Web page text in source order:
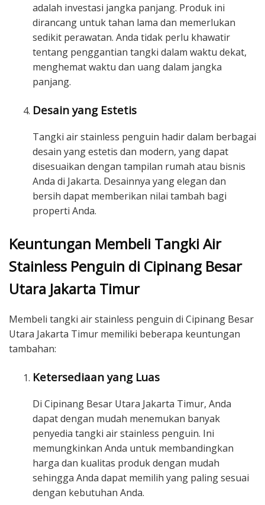
adalah investasi jangka panjang. Produk ini
dirancang untuk tahan lama dan memerlukan
sedikit perawatan. Anda tidak perlu khawatir
tentang penggantian tangki dalam waktu dekat,
menghemat waktu dan uang dalam jangka
panjang.
Desain yang Estetis
Tangki air stainless penguin hadir dalam berbagai
desain yang estetis dan modern, yang dapat
disesuaikan dengan tampilan rumah atau bisnis
Anda di Jakarta. Desainnya yang elegan dan
bersih dapat memberikan nilai tambah bagi
properti Anda.
Keuntungan Membeli Tangki Air
Stainless Penguin di Cipinang Besar
Utara Jakarta Timur
Membeli tangki air stainless penguin di Cipinang Besar
Utara Jakarta Timur memiliki beberapa keuntungan
tambahan:
Ketersediaan yang Luas
Di Cipinang Besar Utara Jakarta Timur, Anda
dapat dengan mudah menemukan banyak
penyedia tangki air stainless penguin. Ini
memungkinkan Anda untuk membandingkan
harga dan kualitas produk dengan mudah
sehingga Anda dapat memilih yang paling sesuai
dengan kebutuhan Anda.